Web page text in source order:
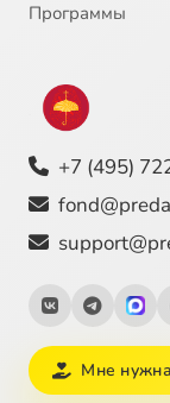
Программы
+7 (495)
Мне